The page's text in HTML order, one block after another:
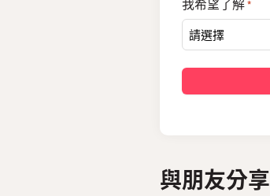
我希望了解*
與朋友分享